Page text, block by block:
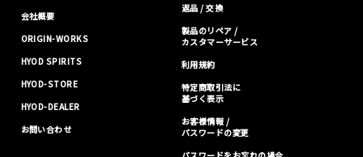
会社概要
ORIGIN-WORKS
HYOD SPIRITS
HYOD-STORE
HYOD-DEALER
お問い合わせ
返品 / 交換
製品のリペア /
カスタマーサービス
利用規約
特定商取引法に
基づく表示
お客様情報 /
パスワードの変更